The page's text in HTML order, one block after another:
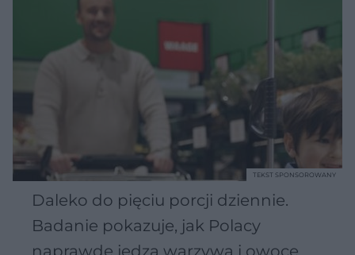
Daleko do pięciu porcji dziennie.
Badanie pokazuje, jak Polacy
naprawdę jedzą warzywa i owoce
TEKST SPONSOROWANY